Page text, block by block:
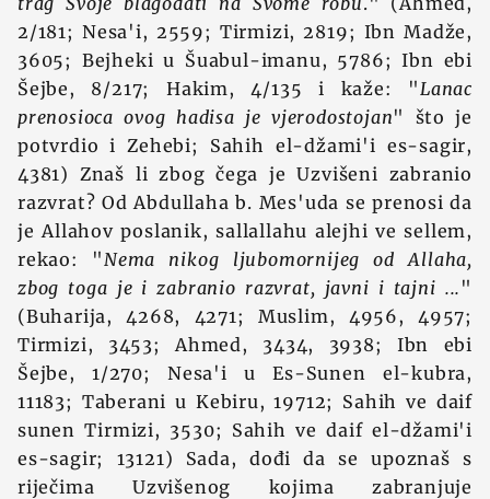
2/181; Nesa'i, 2559; Tirmizi, 2819; Ibn Madže,
3605; Bejheki u Šuabul-imanu, 5786; Ibn ebi
Šejbe, 8/217; Hakim, 4/135 i kaže: "Lanac
prenosioca ovog hadisa je vjerodostojan" što je
potvrdio i Zehebi; Sahih el-džami'i es-sagir,
4381) Znaš li zbog čega je Uzvišeni zabranio
razvrat? Od Abdullaha b. Mes'uda se prenosi da
je Allahov poslanik, sallallahu alejhi ve sellem,
rekao: "Nema nikog ljubomornijeg od Allaha,
zbog toga je i zabranio razvrat, javni i tajni ... "
(Buharija, 4268, 4271; Muslim, 4956, 4957;
Tirmizi, 3453; Ahmed, 3434, 3938; Ibn ebi
Šejbe, 1/270; Nesa'i u Es-Sunen el-kubra,
11183; Taberani u Kebiru, 19712; Sahih ve daif
sunen Tirmizi, 3530; Sahih ve daif el-džami'i
es-sagir; 13121) Sada, dođi da se upoznaš s
riječima Uzvišenog kojima zabranjuje